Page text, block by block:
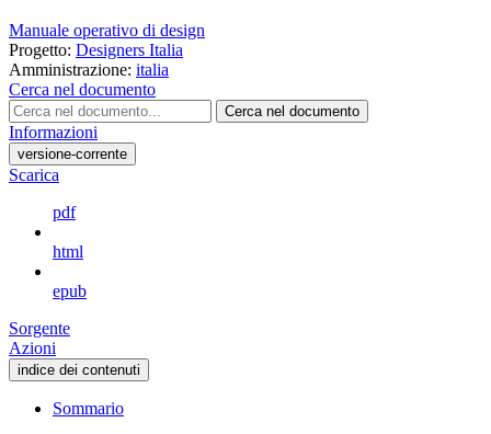
Manuale operativo di design
Progetto: Designers Italia
Amministrazione: italia
Cerca nel documento
Cerca nel documento
Informazioni
versione-corrente
Scarica
pdf
html
epub
Sorgente
Azioni
indice dei contenuti
Sommario